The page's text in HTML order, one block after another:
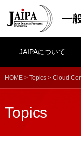
JAIPAについて
HOME > Topics > Cloud
Topics